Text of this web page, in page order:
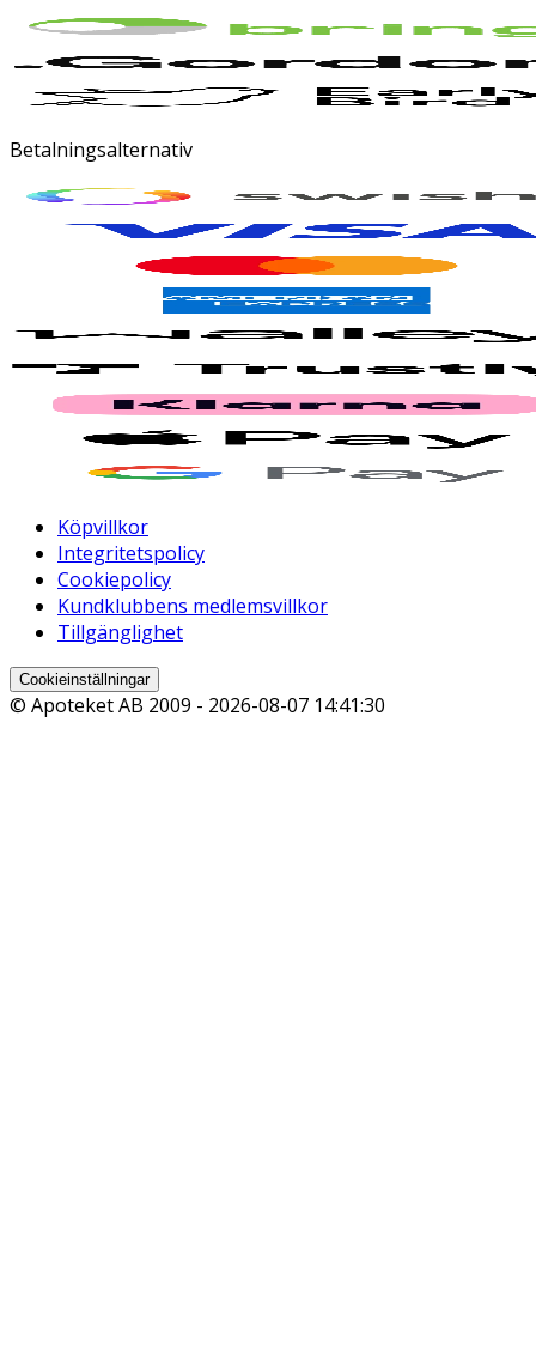
Betalningsalternativ
Köpvillkor
Integritetspolicy
Cookiepolicy
Kundklubbens medlemsvillkor
Tillgänglighet
Cookieinställningar
© Apoteket AB 2009 - 2026-08-07 14:41:30